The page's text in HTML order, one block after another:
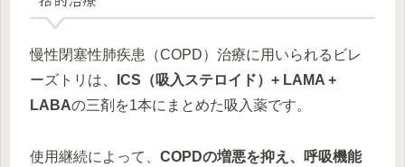
慢性閉塞性肺疾患（COPD）治療に用いられるビレ
ーズトリは、
ICS（吸入ステロイド）+ LAMA +
LABAの三剤を1本にまとめた吸入薬です。
使用継続によって、 COPDの増悪を抑え、呼吸機能